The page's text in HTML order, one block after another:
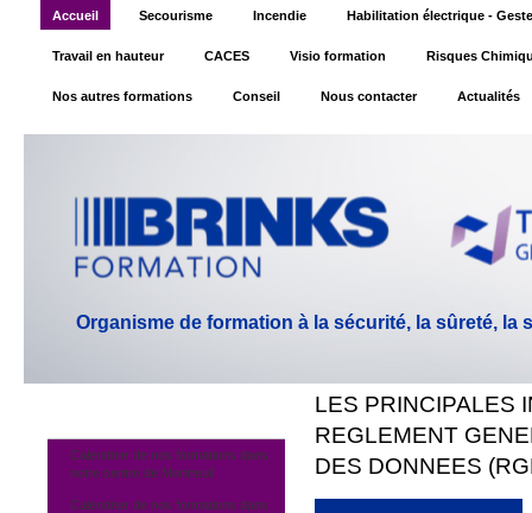
Accueil Secourisme Incendie Habilitation électrique -
Travail en hauteur CACES Visio formation Risques
Nos autres formations Conseil Nous contacter Actualités
Organisme de formation à la sécurité, la sûreté,
Calendrier de nos formations dans
notre centre de Montreuil
Calendrier de nos formations dans
LES PRINCIPALES
REGLEMENT
DES DONNEES